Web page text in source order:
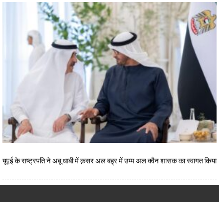
यूएई के राष्ट्रपति ने अबू धाबी में क़सर अल बह्र में उम्म अल क्वैन शासक का स्वागत किया